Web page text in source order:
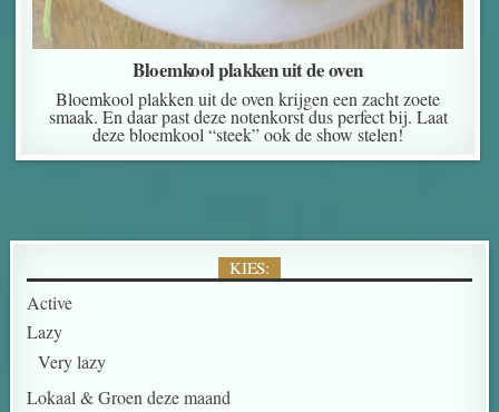
Bloemkool plakken uit de oven
Bloemkool plakken uit de oven krijgen een zacht zoete
smaak. En daar past deze notenkorst dus perfect bij. Laat
deze bloemkool “steek” ook de show stelen!
KIES:
Active
Lazy
Very lazy
Lokaal & Groen deze maand